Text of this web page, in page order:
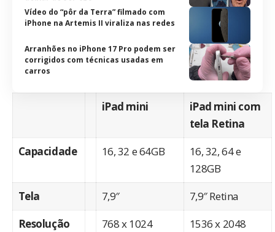
Vídeo do “pôr da Terra” filmado com
iPhone na Artemis II viraliza nas redes
Arranhões no iPhone 17 Pro podem ser
corrigidos com técnicas usadas em
carros
iPad mini
iPad mini com
tela Retina
Capacidade
16, 32 e 64GB
16, 32, 64 e
128GB
Tela
7,9″
7,9″ Retina
Resolução
768 x 1024
1536 x 2048